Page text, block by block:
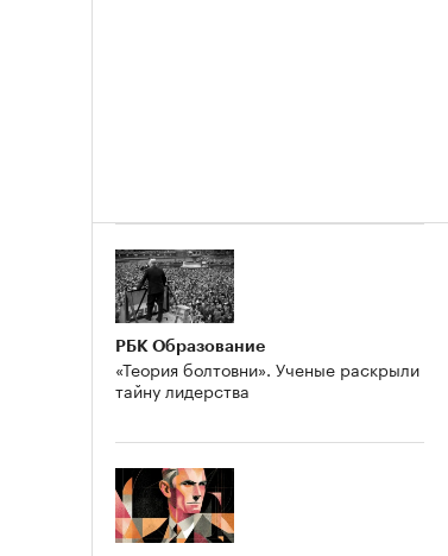
РБК Образование
«Теория болтовни». Ученые раскрыли
тайну лидерства